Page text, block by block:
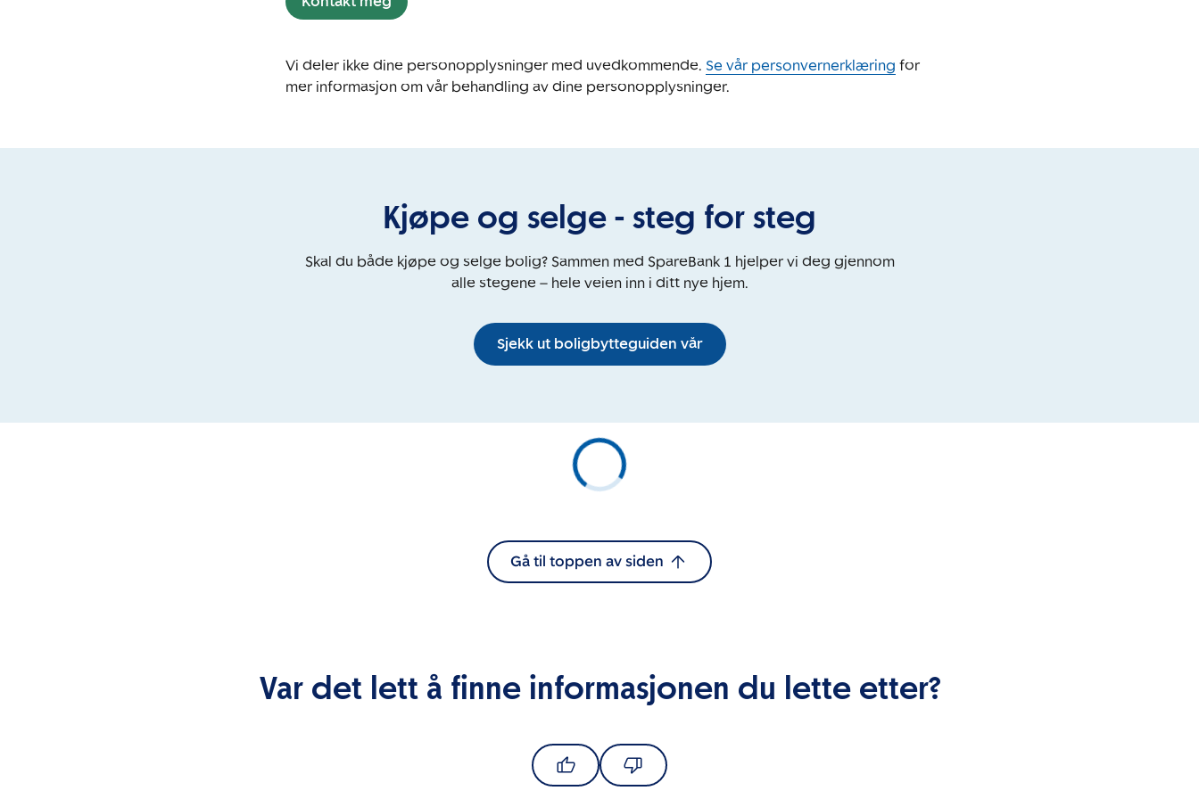
Vi deler ikke dine personopplysninger med uvedkommende. Se vår personvernerklæring for
mer informasjon om vår behandling av dine personopplysninger.
Kjøpe og selge - steg for steg
Skal du både kjøpe og selge bolig? Sammen med SpareBank 1 hjelper vi deg gjennom
alle stegene – hele veien inn i ditt nye hjem.
Sjekk ut boligbytteguiden vår
Gå til toppen av siden
Var det lett å finne informasjonen du lette etter?